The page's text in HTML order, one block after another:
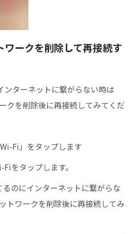
ークを削除して再接続す
ターネットに繋がらない時は
クを削除後に再接続してみてくだ
Fi」をタップします
をタップします。
のにインターネットに繋がらな
トワークを削除後に再接続してみ